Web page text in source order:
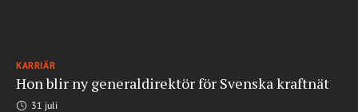
KARRIÄR
Hon blir ny generaldirektör för Svenska kraftnät
31 juli